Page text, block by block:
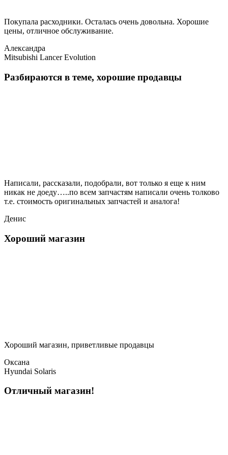
Покупала расходники. Осталась очень довольна. Хорошие
цены, отличное обслуживание.
Александра
Mitsubishi Lancer Evolution
Разбираются в теме, хорошие продавцы
Написали, рассказали, подобрали, вот только я еще к ним
никак не доеду…..по всем запчастям написали очень толково
т.е. стоимость оригинальных запчастей и аналога!
Денис
Хороший магазин
Хороший магазин, приветливые продавцы
Оксана
Hyundai Solaris
Отличный магазин!